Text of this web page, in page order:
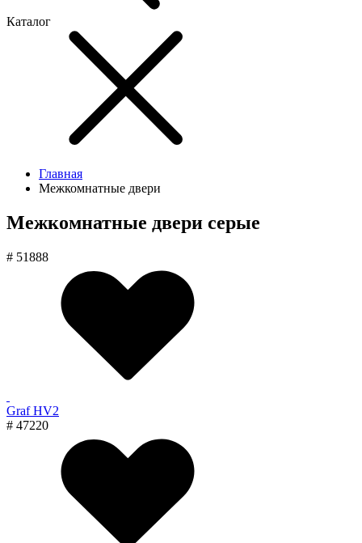
Каталог
Главная
Межкомнатные двери
Межкомнатные двери серые
# 51888
Graf HV2
# 47220